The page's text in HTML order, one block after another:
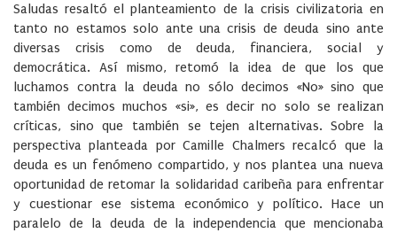
Saludas resaltó el planteamiento de la crisis civilizatoria en
tanto no estamos solo ante una crisis de deuda sino ante
diversas crisis como de deuda, financiera, social y
democrática. Así mismo, retomó la idea de que los que
luchamos contra la deuda no sólo decimos «No» sino que
también decimos muchos «si», es decir no solo se realizan
críticas, sino que también se tejen alternativas. Sobre la
perspectiva planteada por Camille Chalmers recalcó que la
deuda es un fenómeno compartido, y nos plantea una nueva
oportunidad de retomar la solidaridad caribeña para enfrentar
y cuestionar ese sistema económico y político. Hace un
paralelo de la deuda de la independencia que mencionaba